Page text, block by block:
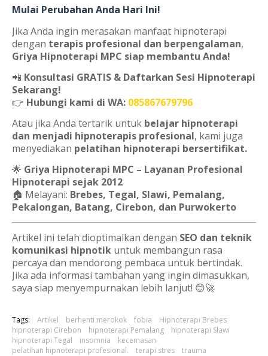
Mulai Perubahan Anda Hari Ini!
Jika Anda ingin merasakan manfaat hipnoterapi
dengan terapis profesional dan berpengalaman,
Griya Hipnoterapi MPC siap membantu Anda!
📲 Konsultasi GRATIS & Daftarkan Sesi Hipnoterapi
Sekarang!
👉 Hubungi kami di WA: 085867679796
Atau jika Anda tertarik untuk belajar hipnoterapi
dan menjadi hipnoterapis profesional, kami juga
menyediakan pelatihan hipnoterapi bersertifikat.
🌟 Griya Hipnoterapi MPC – Layanan Profesional
Hipnoterapi sejak 2012
🏠 Melayani: Brebes, Tegal, Slawi, Pemalang,
Pekalongan, Batang, Cirebon, dan Purwokerto
Artikel ini telah dioptimalkan dengan SEO dan teknik
komunikasi hipnotik untuk membangun rasa
percaya dan mendorong pembaca untuk bertindak.
Jika ada informasi tambahan yang ingin dimasukkan,
saya siap menyempurnakan lebih lanjut! 😊🚀
Tags: Artikel berhenti merokok fobia
Hipnoterapi Brebes
hipnoterapi Cirebon
hipnoterapi Pemalang
hipnoterapi Slawi
hipnoterapi Tegal
insomnia
kecemasan
pelatihan hipnoterapi profesional.
terapi stres trauma